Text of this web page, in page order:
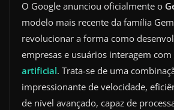
O Google anunciou oficialmente o
modelo mais recente da família
revolucionar a forma como
empresas e usuários interagem com
artificial. Trata-se de uma
impressionante de velocidade,
de nível avançado, capaz de